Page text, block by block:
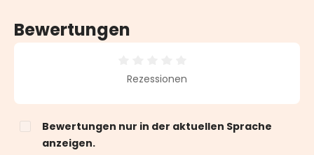
Bewertungen
Durchschnittliche Bewertung von 0 von 5 Sternen
Rezessionen
Bewertungen nur in der aktuellen Sprache
anzeigen.